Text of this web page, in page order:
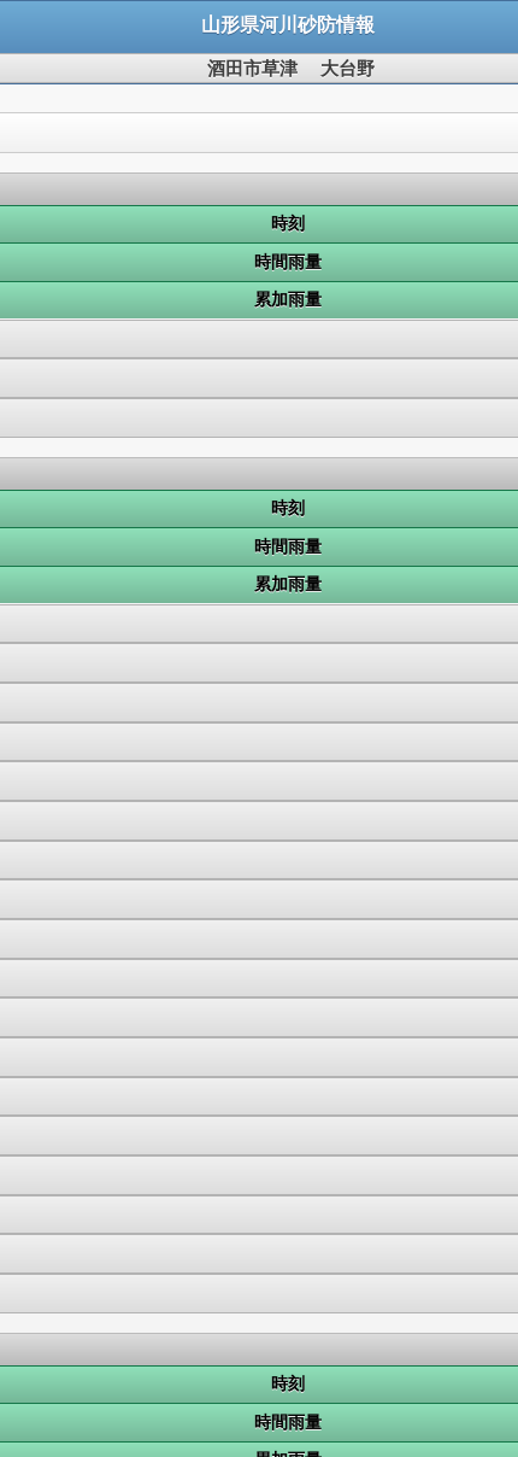
山形県河川砂防情報
酒田市草津 大台野
時刻
時間雨量
累加雨量
時刻
時間雨量
累加雨量
時刻
時間雨量